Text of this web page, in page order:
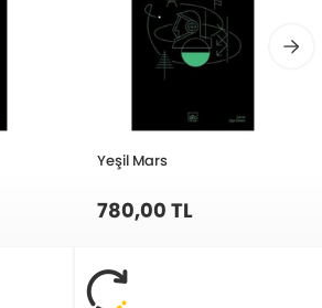
Yeşil Mars
780,00 TL